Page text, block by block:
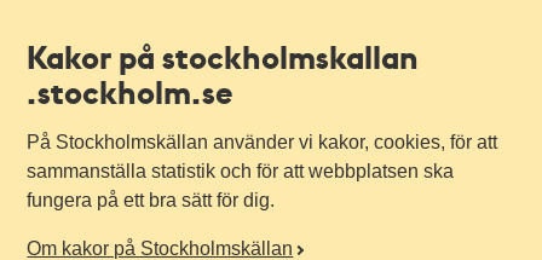
Kakor på stockholmskallan
.stockholm.se
På Stockholmskällan använder vi kakor, cookies, för att
sammanställa statistik och för att webbplatsen ska
fungera på ett bra sätt för dig.
Om kakor på Stockholmskällan